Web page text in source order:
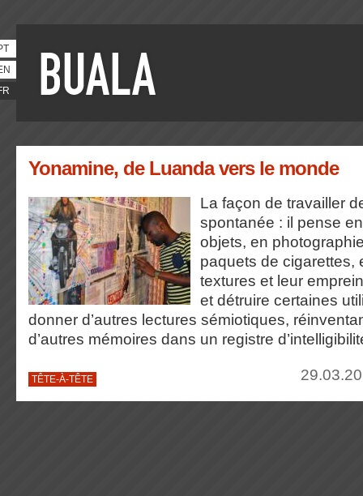
Yonamine, de Luanda vers le monde
La façon de travailler
spontanée : il pense
objets, en
paquets de cigarettes,
textures et leur
et détruire certaines
donner d’autres lectures sémiotiques,
d’autres mémoires dans un registre
TÊTE-À-TÊTE